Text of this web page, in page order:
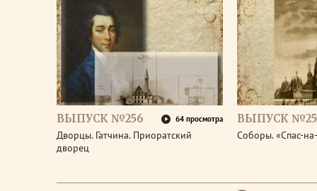
ВЫПУСК №256 64 просмотра
Дворцы. Гатчина. Приоратский
дворец
ВЫПУСК
Соборы. «Спас-